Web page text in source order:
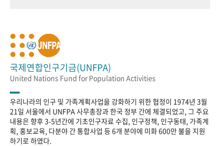
국제연합인구기금(UNFPA)
United Nations Fund for Population Activities
우리나라의 인구 및 가족계획사업을 강화하기 위한 협정이 1974년 3월
21일 서울에서 UNFPA 사무총장과 한국 정부 간에 체결되었고, 그 주요
내용은 향후 3-5년간에 기초인구자료 수집, 인구정책, 인구동태, 가족계
획, 홍보교육, 다분야 간 통합사업 등 6개 분야에 미화 600만 불을 지원
하기로 하였다.